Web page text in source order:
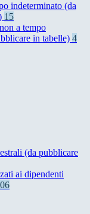
indeterminato (da
15
a tempo
in tabelle) 4
(da pubblicare
ai dipendenti